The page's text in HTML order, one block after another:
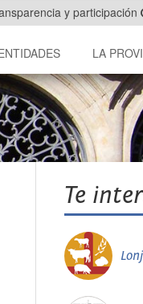
y participación
LA
Te